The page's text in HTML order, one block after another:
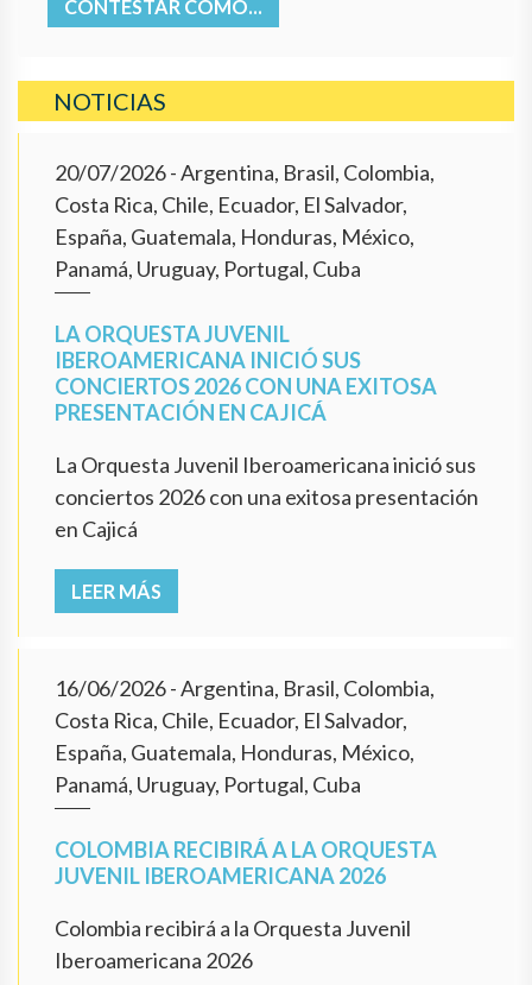
CONTESTAR COMO...
NOTICIAS
20/07/2026- Argentina, Brasil, Colombia,
Costa Rica, Chile, Ecuador, El Salvador,
España, Guatemala, Honduras, México,
Panamá, Uruguay, Portugal, Cuba
LA ORQUESTA JUVENIL
IBEROAMERICANA INICIÓ SUS
CONCIERTOS 2026 CON UNA EXITOSA
PRESENTACIÓN EN CAJICÁ
La Orquesta Juvenil Iberoamericana inició sus
conciertos 2026 con una exitosa presentación
en Cajicá
LEER MÁS
16/06/2026- Argentina, Brasil, Colombia,
Costa Rica, Chile, Ecuador, El Salvador,
España, Guatemala, Honduras, México,
Panamá, Uruguay, Portugal, Cuba
COLOMBIA RECIBIRÁ A LA ORQUESTA
JUVENIL IBEROAMERICANA 2026
Colombia recibirá a la Orquesta Juvenil
Iberoamericana 2026